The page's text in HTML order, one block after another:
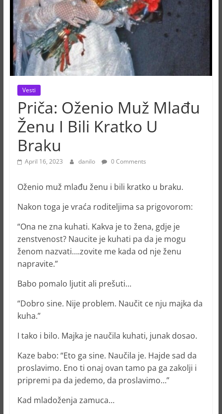
Vesti
Priča: Oženio Muž Mlađu
Ženu I Bili Kratko U
Braku
April 16, 2023 danilo 0 Comments
Oženio muž mlađu ženu i bili kratko u braku.
Nakon toga je vraća roditeljima sa prigovorom:
“Ona ne zna kuhati. Kakva je to žena, gdje je
zenstvenost? Naucite je kuhati pa da je mogu
ženom nazvati….zovite me kada od nje ženu
napravite.”
Babo pomalo ljutit ali prešuti…
“Dobro sine. Nije problem. Naučit ce nju majka da
kuha.”
I tako i bilo. Majka je naučila kuhati, junak dosao.
Kaze babo: “Eto ga sine. Naučila je. Hajde sad da
proslavimo. Eno ti onaj ovan tamo pa ga zakolji i
pripremi pa da jedemo, da proslavimo…”
Kad mladoženja zamuca…